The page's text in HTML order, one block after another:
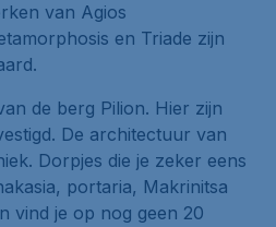
van Agios
en Triade zijn
de berg Pilion. Hier zijn
De architectuur van
Dorpjes die je zeker eens
portaria, Makrinitsa
vind je op nog geen 20